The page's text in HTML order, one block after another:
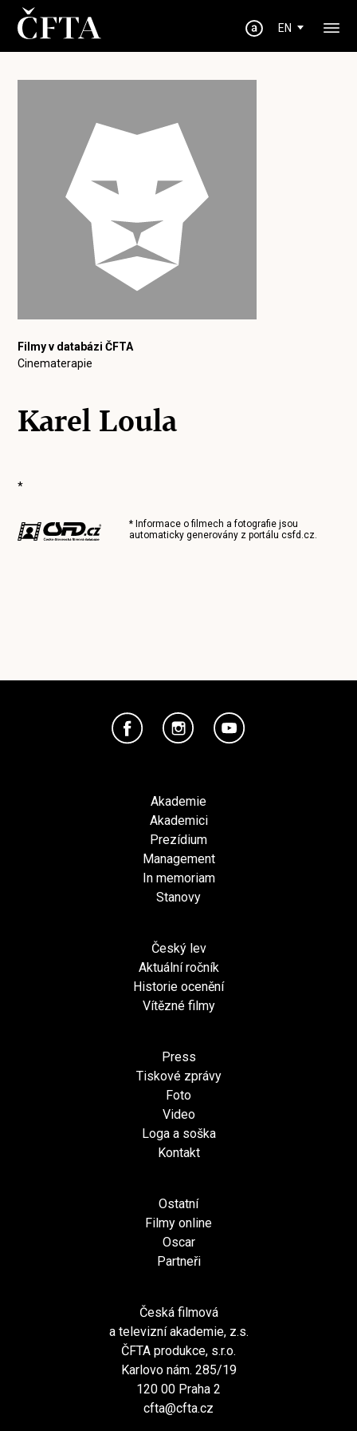
EN
Filmy v databázi ČFTA
Cinematerapie
Karel Loula
*
* Informace o filmech a fotografie jsou
automaticky generovány z portálucsfd.cz.
Akademie
Akademici
Prezídium
Management
In memoriam
Stanovy
Český lev
Aktuální ročník
Historie ocenění
Vítězné filmy
Press
Tiskové zprávy
Foto
Video
Loga a soška
Kontakt
Ostatní
Filmy online
Oscar
Partneři
Česká filmová
a televizní akademie, z.s.
ČFTA produkce, s.r.o.
Karlovo nám. 285/19
120 00 Praha 2
cfta@cfta.cz